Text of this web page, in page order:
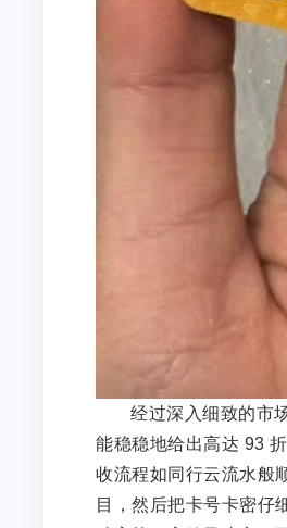
经过深入细致的市
能稳稳地给出高达 93
收流程如同行云流水般
目，然后把卡号卡密仔